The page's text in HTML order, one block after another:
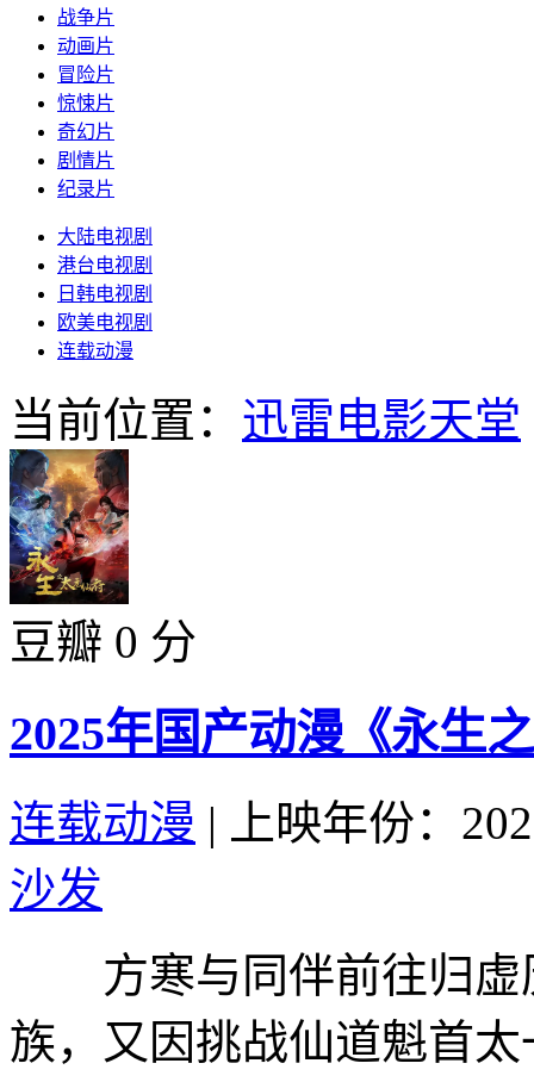
战争片
动画片
冒险片
惊悚片
奇幻片
剧情片
纪录片
大陆电视剧
港台电视剧
日韩电视剧
欧美电视剧
连载动漫
当前位置： 迅雷电影天堂
豆瓣 0 分
2025年国产动漫《永生
连载动漫 |
上映年份：
沙发
方寒与同伴前往归虚
族，又因挑战仙道魁首